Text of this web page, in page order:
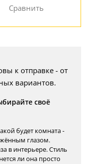
к отправке - от
вариантов.
своё
будет комната -
глазом.
в интерьере. Стиль
ли она просто